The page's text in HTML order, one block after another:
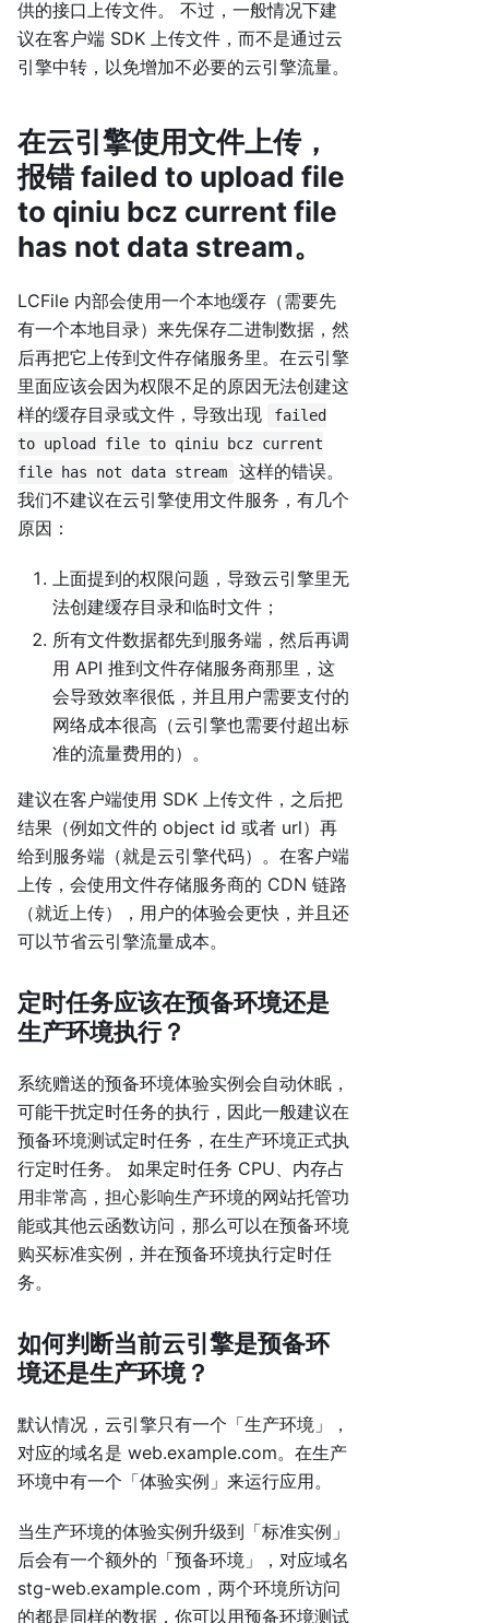
供的接口上传文件。 不过，一般情况下建
议在客户端 SDK 上传文件，而不是通过云
引擎中转，以免增加不必要的云引擎流量。
在云引擎使用文件上传，
报错 failed to upload file
to qiniu bcz current file
has not data stream。
LCFile 内部会使用一个本地缓存（需要先
有一个本地目录）来先保存二进制数据，然
后再把它上传到文件存储服务里。在云引擎
里面应该会因为权限不足的原因无法创建这
样的缓存目录或文件，导致出现
failed
to upload file to qiniu bcz current
file has not data stream
这样的错误。
我们不建议在云引擎使用文件服务，有几个
原因：
上面提到的权限问题，导致云引擎里无
法创建缓存目录和临时文件；
所有文件数据都先到服务端，然后再调
用 API 推到文件存储服务商那里，这
会导致效率很低，并且用户需要支付的
网络成本很高（云引擎也需要付超出标
准的流量费用的）。
建议在客户端使用 SDK 上传文件，之后把
结果（例如文件的 object id 或者 url）再
给到服务端（就是云引擎代码）。在客户端
上传，会使用文件存储服务商的 CDN 链路
（就近上传），用户的体验会更快，并且还
可以节省云引擎流量成本。
定时任务应该在预备环境还是
生产环境执行？
系统赠送的预备环境体验实例会自动休眠，
可能干扰定时任务的执行，因此一般建议在
预备环境测试定时任务，在生产环境正式执
行定时任务。 如果定时任务 CPU、内存占
用非常高，担心影响生产环境的网站托管功
能或其他云函数访问，那么可以在预备环境
购买标准实例，并在预备环境执行定时任
务。
如何判断当前云引擎是预备环
境还是生产环境？
默认情况，云引擎只有一个「生产环境」，
对应的域名是 web.example.com。在生产
环境中有一个「体验实例」来运行应用。
当生产环境的体验实例升级到「标准实例」
后会有一个额外的「预备环境」，对应域名
stg-web.example.com，两个环境所访问
的都是同样的数据，你可以用预备环境测试